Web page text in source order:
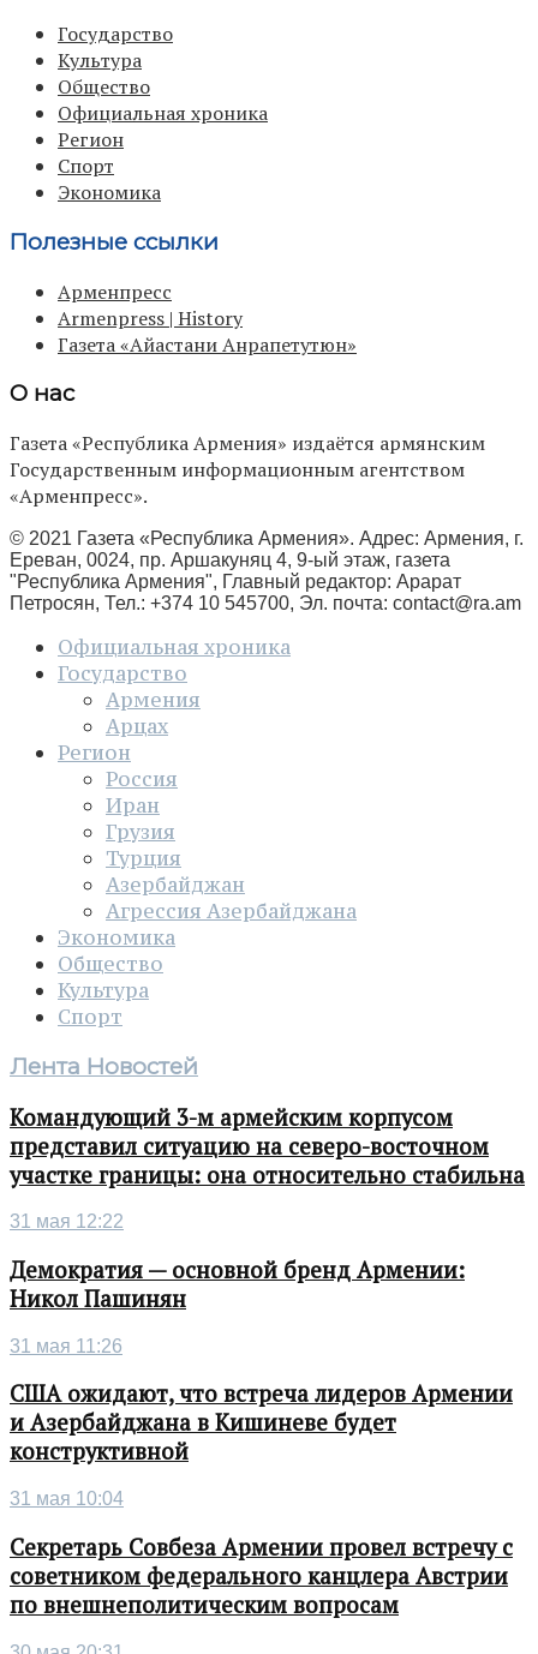
Государство
Культура
Общество
Официальная хроника
Регион
Спорт
Экономика
Полезные ссылки
Арменпресс
Armenpress | History
Газета «Айастани Анрапетутюн»
О нас
Газета «Республика Армения» издаётся армянским
Государственным информационным агентством
«Арменпресс».
© 2021 Газета «Республика Армения». Адрес: Армения, г.
Ереван, 0024, пр. Аршакуняц 4, 9-ый этаж, газета
"Республика Армения", Главный редактор: Арарат
Петросян, Тел.: +374 10 545700, Эл. почта: contact@ra.am
Официальная хроника
Государство
Армения
Арцах
Регион
Россия
Иран
Грузия
Турция
Азербайджан
Агрессия Азербайджана
Экономика
Общество
Культура
Спорт
Лента Новостей
Командующий 3-м армейским корпусом
представил ситуацию на северо-восточном
участке границы: она относительно стабильна
31 мая 12:22
Демократия — основной бренд Армении:
Никол Пашинян
31 мая 11:26
США ожидают, что встреча лидеров Армении
и Азербайджана в Кишиневе будет
конструктивной
31 мая 10:04
Секретарь Совбеза Армении провел встречу с
советником федерального канцлера Австрии
по внешнеполитическим вопросам